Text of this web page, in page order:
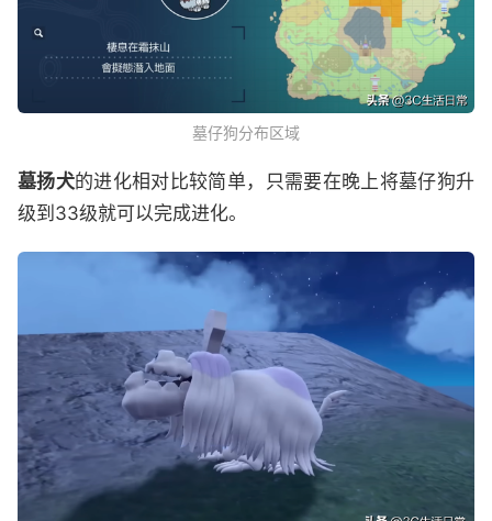
墓仔狗分布区域
墓扬犬的进化相对比较简单，只需要在晚上将墓仔狗升
级到33级就可以完成进化。